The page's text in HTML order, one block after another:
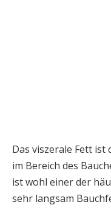
Das viszerale Fett ist
im Bereich des
ist wohl einer der
sehr langsam